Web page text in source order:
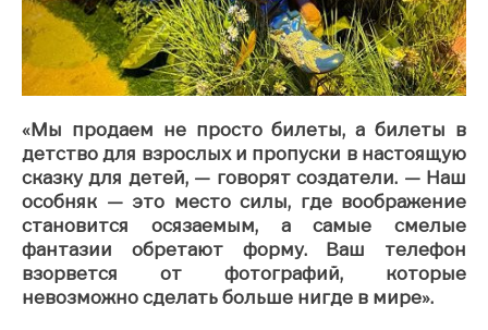
«Мы продаем не просто билеты, а билеты в
детство для взрослых и пропуски в настоящую
сказку для детей, — говорят создатели. — Наш
особняк — это место силы, где воображение
становится осязаемым, а самые смелые
фантазии обретают форму. Ваш телефон
взорвется от фотографий, которые
невозможно сделать больше нигде в мире».